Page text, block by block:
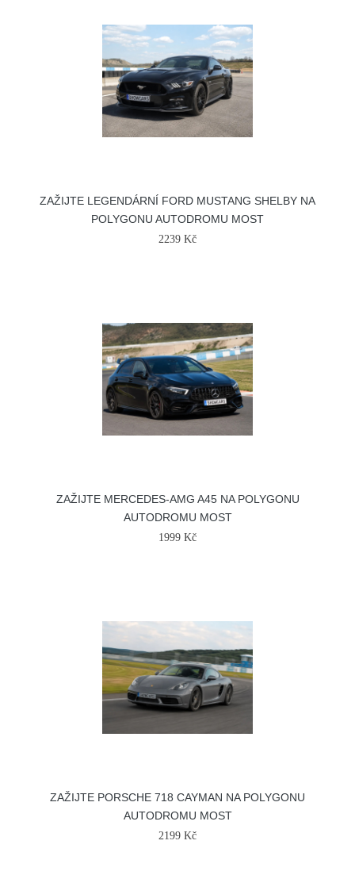
ZAŽIJTE LEGENDÁRNÍ FORD MUSTANG SHELBY NA
POLYGONU AUTODROMU MOST
2239 Kč
ZAŽIJTE MERCEDES-AMG A45 NA POLYGONU
AUTODROMU MOST
1999 Kč
ZAŽIJTE PORSCHE 718 CAYMAN NA POLYGONU
AUTODROMU MOST
2199 Kč